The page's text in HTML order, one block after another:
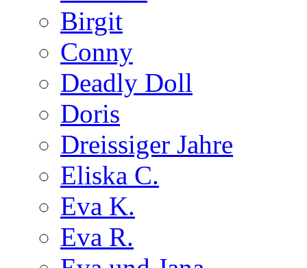
Birgit
Conny
Deadly Doll
Doris
Dreissiger Jahre
Eliska C.
Eva K.
Eva R.